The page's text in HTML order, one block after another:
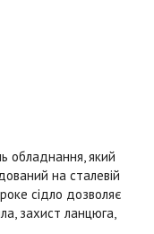
обладнання, який
на сталевій
сідло дозволяє
захист ланцюга,